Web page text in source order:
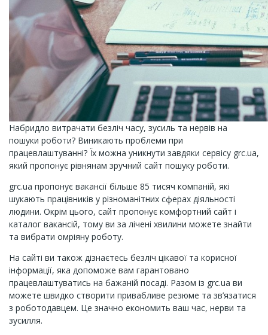
Набридло витрачати безліч часу, зусиль та нервів на
пошуки роботи? Виникають проблеми при
працевлаштуванні? Їх можна уникнути завдяки сервісу grc.ua,
який пропонує рівнянам зручний сайт пошуку роботи.
grc.ua пропонує вакансії більше 85 тисяч компаній, які
шукають працівників у різноманітних сферах діяльності
людини. Окрім цього, сайт пропонує комфортний сайт і
каталог вакансій, тому ви за лічені хвилини можете знайти
та вибрати омріяну роботу.
На сайті ви також дізнаєтесь безліч цікавої та корисної
інформації, яка допоможе вам гарантовано
працевлаштуватись на бажаній посаді. Разом із grc.ua ви
можете швидко створити привабливе резюме та зв’язатися
з роботодавцем. Це значно економить ваш час, нерви та
зусилля.